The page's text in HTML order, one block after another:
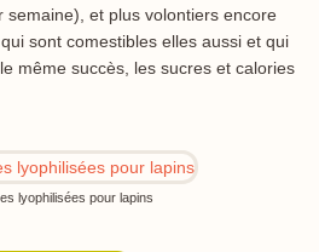
semaine), et plus volontiers encore
sont comestibles elles aussi et qui
même succès, les sucres et calories
lyophilisées pour lapins